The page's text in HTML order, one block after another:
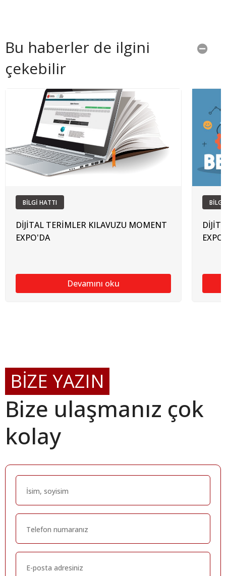
Bu haberler de ilgini
çekebilir
BİLGİ HATTI
DİJİTAL TERİMLER KILAVUZU MOMENT
EXPO'DA
Devamını oku
BİZE YAZIN
Bize ulaşmanız çok
kolay